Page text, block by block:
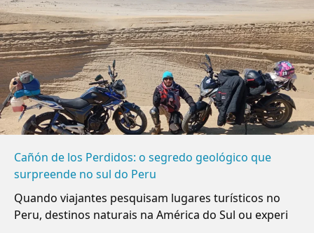
Cañón de los Perdidos: o segredo geológico que
surpreende no sul do Peru
Quando viajantes pesquisam lugares turísticos no
Peru, destinos naturais na América do Sul ou experi